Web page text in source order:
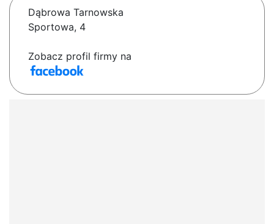
Dąbrowa Tarnowska
Sportowa, 4
Zobacz profil firmy na